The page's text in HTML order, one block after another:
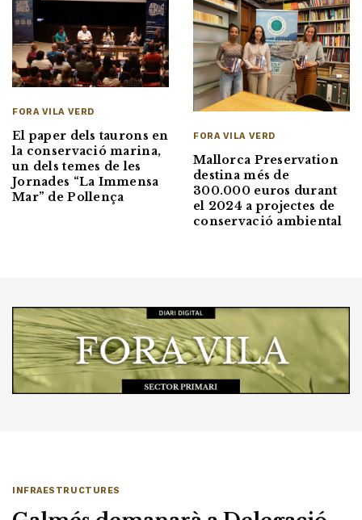
FORA VILA VERD
El paper dels taurons en
la conservació marina,
un dels temes de les
Jornades “La Immensa
Mar” de Pollença
FORA VILA VERD
Mallorca Preservation
destina més de
300.000 euros durant
el 2024 a projectes de
conservació ambiental
INFRAESTRUCTURES